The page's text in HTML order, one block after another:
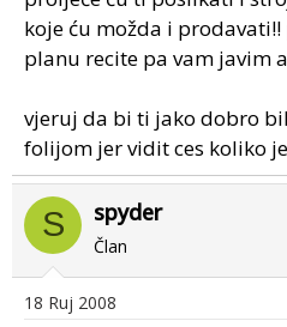
koje ću možda i
planu recite pa vam javim
vjeruj da bi ti jako dobro
folijom jer vidit ces koliko
S spyder
Član
18 Ruj 2008